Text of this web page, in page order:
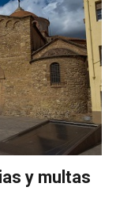
y multas